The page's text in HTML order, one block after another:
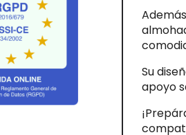
Su
apoyo